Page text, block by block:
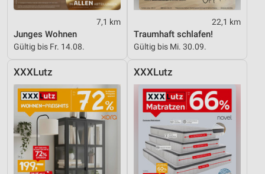
7,1 km
Junges Wohnen
Gültig bis Fr. 14.08.
22,1 km
Traumhaft schlafen!
Gültig bis Mi. 30.09.
XXXLutz XXXLutz